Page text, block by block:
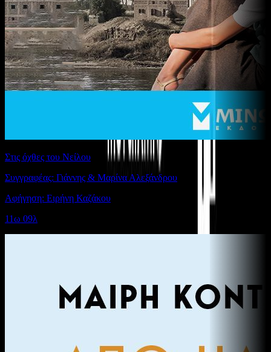
Στις όχθες του Νείλου
Συγγραφέας: Γιάννης & Μαρίνα Αλεξάνδρου
Αφήγηση: Ειρήνη Καζάκου
11ω 09λ